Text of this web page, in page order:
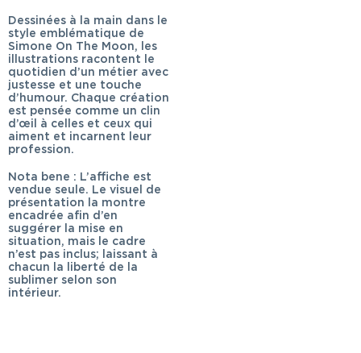
Dessinées à la main dans le
style emblématique de
Simone On The Moon, les
illustrations racontent le
quotidien d’un métier avec
justesse et une touche
d’humour. Chaque création
est pensée comme un clin
d’œil à celles et ceux qui
aiment et incarnent leur
profession.
Nota bene : L’affiche est
vendue seule. Le visuel de
présentation la montre
encadrée afin d’en
suggérer la mise en
situation, mais le cadre
n’est pas inclus; laissant à
chacun la liberté de la
sublimer selon son
intérieur.